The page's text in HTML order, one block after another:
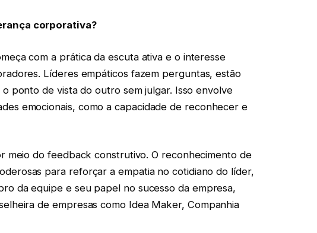
corporativa?
com a prática da escuta ativa e o interesse
Líderes empáticos fazem perguntas, estão
ponto de vista do outro sem julgar. Isso envolve
emocionais, como a capacidade de reconhecer e
meio do feedback construtivo. O reconhecimento de
para reforçar a empatia no cotidiano do líder,
da equipe e seu papel no sucesso da empresa,
de empresas como Idea Maker, Companhia